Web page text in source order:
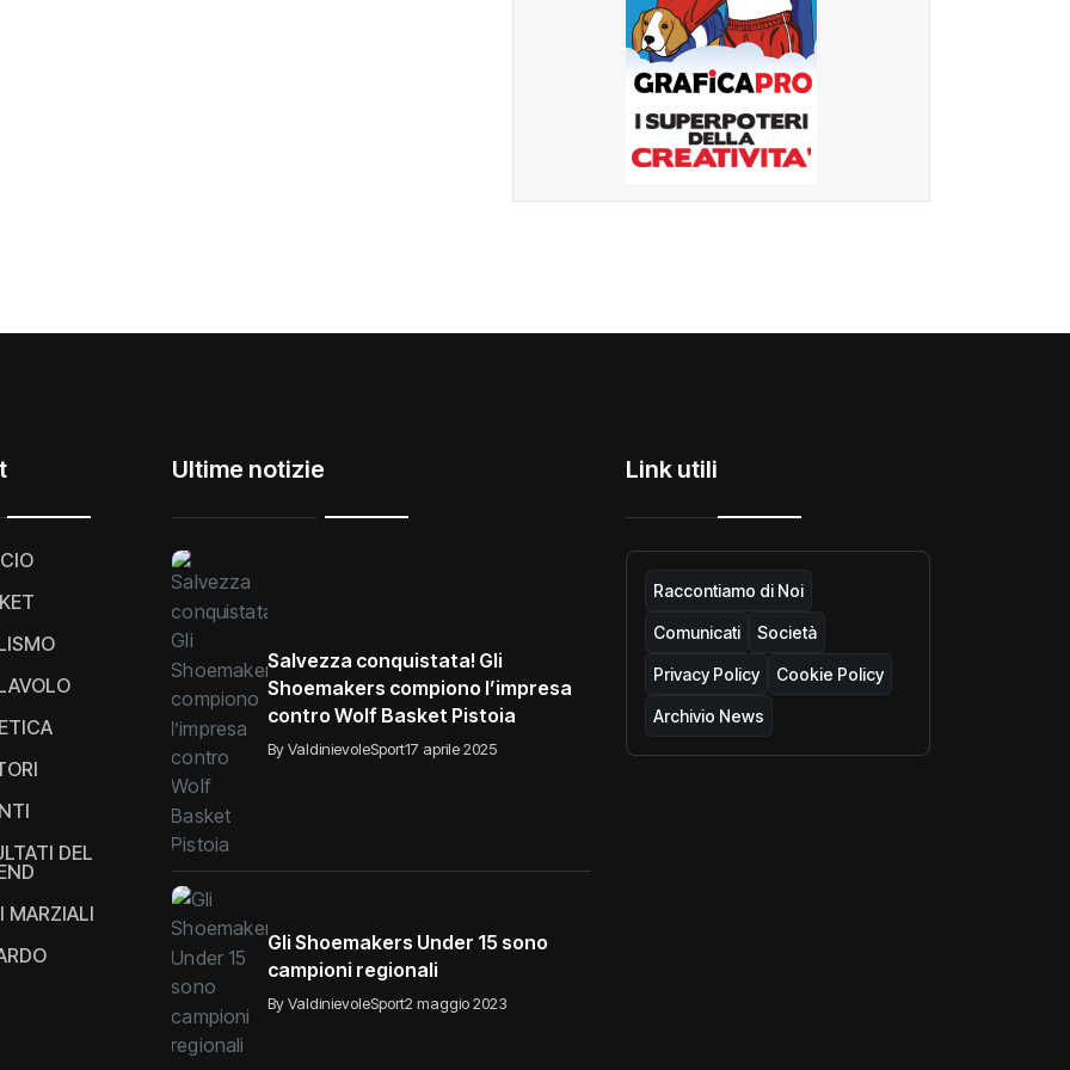
DEL
MARZIALI
Ultime notizie
Salvezza conquistata! Gli
Shoemakers compiono l’impresa
contro Wolf Basket Pistoia
By ValdinievoleSport17 aprile 2025
Gli Shoemakers Under 15 sono
campioni regionali
By ValdinievoleSport2 maggio 2023
Link utili
Raccontiamo di Noi
Comunicati Società
Privacy Policy Cookie Policy
Archivio News